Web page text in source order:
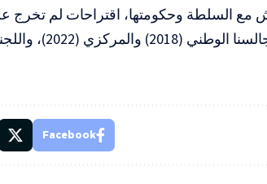
مع السلطة وحكومتها، اقتراحات لم تخرج
الفلسطينية كما جسدتها قرارات
Facebook